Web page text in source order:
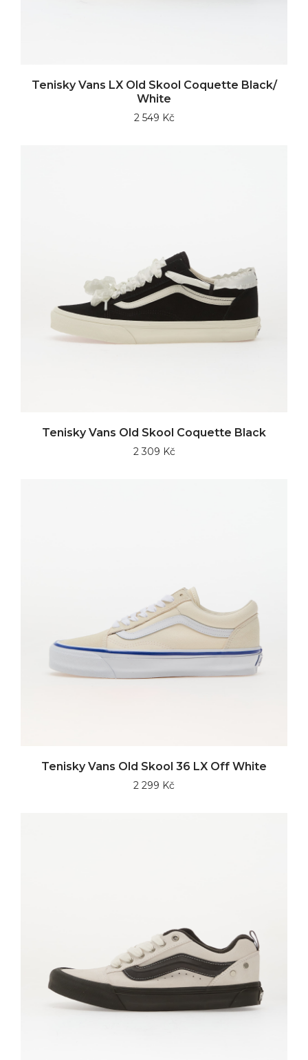
Tenisky Vans LX Old Skool Coquette Black/
White
2 549 Kč
Tenisky Vans Old Skool Coquette Black
2 309 Kč
Tenisky Vans Old Skool 36 LX Off White
2 299 Kč